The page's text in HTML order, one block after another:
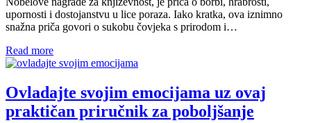
upornosti i dostojanstvu u lice poraza. Iako kratka, ova iznimno
snažna priča govori o sukobu čovjeka s prirodom i…
Read more
Ovladajte svojim emocijama uz ovaj
praktičan priručnik za poboljšanje